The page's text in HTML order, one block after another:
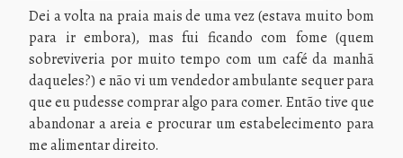
Dei a volta na praia mais de uma vez (estava muito bom
para ir embora), mas fui ficando com fome (quem
sobreviveria por muito tempo com um café da manhã
daqueles?) e não vi um vendedor ambulante sequer para
que eu pudesse comprar algo para comer. Então tive que
abandonar a areia e procurar um estabelecimento para
me alimentar direito.